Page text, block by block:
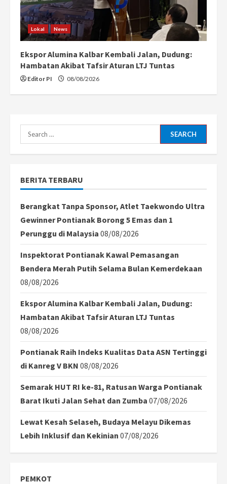
Lokal News
Ekspor Alumina Kalbar Kembali Jalan, Dudung:
Hambatan Akibat Tafsir Aturan LTJ Tuntas
Editor PI 08/08/2026
Search
for:
BERITA TERBARU
Berangkat Tanpa Sponsor, Atlet Taekwondo Ultra
Gewinner Pontianak Borong 5 Emas dan 1
Perunggu di Malaysia 08/08/2026
Inspektorat Pontianak Kawal Pemasangan
Bendera Merah Putih Selama Bulan Kemerdekaan
08/08/2026
Ekspor Alumina Kalbar Kembali Jalan, Dudung:
Hambatan Akibat Tafsir Aturan LTJ Tuntas
08/08/2026
Pontianak Raih Indeks Kualitas Data ASN Tertinggi
di Kanreg V BKN 08/08/2026
Semarak HUT RI ke-81, Ratusan Warga Pontianak
Barat Ikuti Jalan Sehat dan Zumba 07/08/2026
Lewat Kesah Selaseh, Budaya Melayu Dikemas
Lebih Inklusif dan Kekinian 07/08/2026
PEMKOT